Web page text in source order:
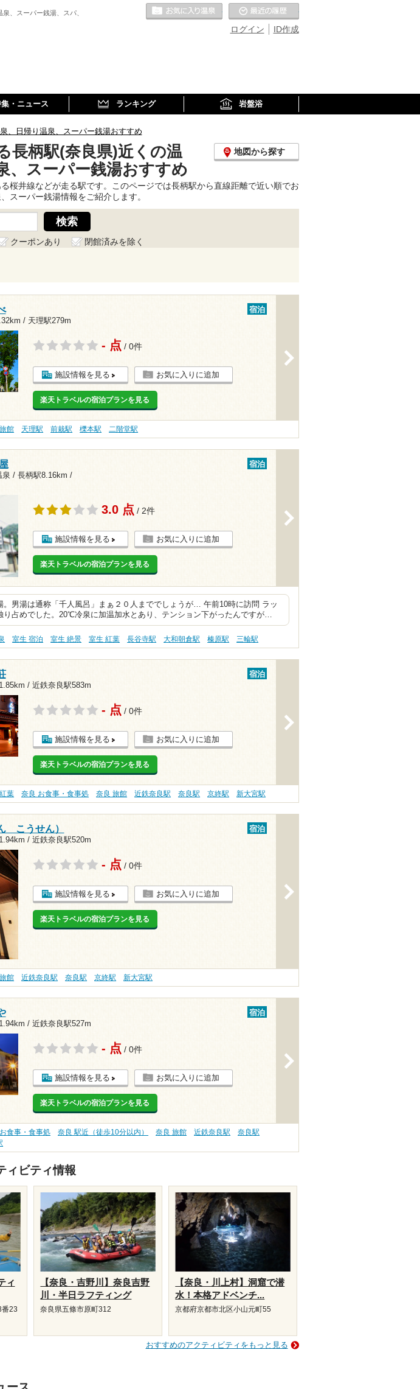
、スーパー銭湯、スパ、
ID作成
ログイン
お気に入りの温泉
・ニュース ランキング 岩盤浴
、日帰り温泉、スーパー銭湯おすすめ
長柄駅(奈良県)近くの温
、スーパー銭湯おすすめ
地図から探す
桜井線などが走る駅です。このページでは長柄駅から直線距離で近い順でお
スーパー銭湯情報をご紹介します。
クーポンあり
閉館済みを除く
/ 天理駅279m
宿泊
- 点 / 0件
施設情報を見る お気に入りに追加
楽天トラベルの宿泊プランを見る
館 天理駅 前栽駅 櫟本駅 二階堂駅
泉 / 長柄駅8.16km /
宿泊
3.0 点 / 2件
施設情報を見る お気に入りに追加
楽天トラベルの宿泊プランを見る
。男湯は通称「千人風呂」まぁ２０人まででしょうが… 午前10時に訪問 ラッ
り占めでした。20℃冷泉に加温加水とあり、テンション下がったんですが…
室生 宿泊 室生 絶景 室生 紅葉 長谷寺駅 大和朝倉駅 榛原駅 三輪駅
/ 近鉄奈良駅583m
宿泊
- 点 / 0件
施設情報を見る お気に入りに追加
楽天トラベルの宿泊プランを見る
葉 奈良 お食事・食事処 奈良 旅館 近鉄奈良駅 奈良駅 京終駅 新大宮駅
こうせん）
/ 近鉄奈良駅520m
宿泊
- 点 / 0件
施設情報を見る お気に入りに追加
楽天トラベルの宿泊プランを見る
館 近鉄奈良駅 奈良駅 京終駅 新大宮駅
/ 近鉄奈良駅527m
宿泊
- 点 / 0件
施設情報を見る お気に入りに追加
楽天トラベルの宿泊プランを見る
食事・食事処 奈良 駅近（徒歩10分以内） 奈良 旅館 近鉄奈良駅
奈良駅
ィビティ情報
ィ
番23
【奈良・吉野川】奈良吉野
川・半日ラフティング
奈良県五條市原町312
【奈良・川上村】洞窟で潜
水！本格アドベンチ...
京都府京都市北区小山元町55
おすすめのアクティビティをもっと見る